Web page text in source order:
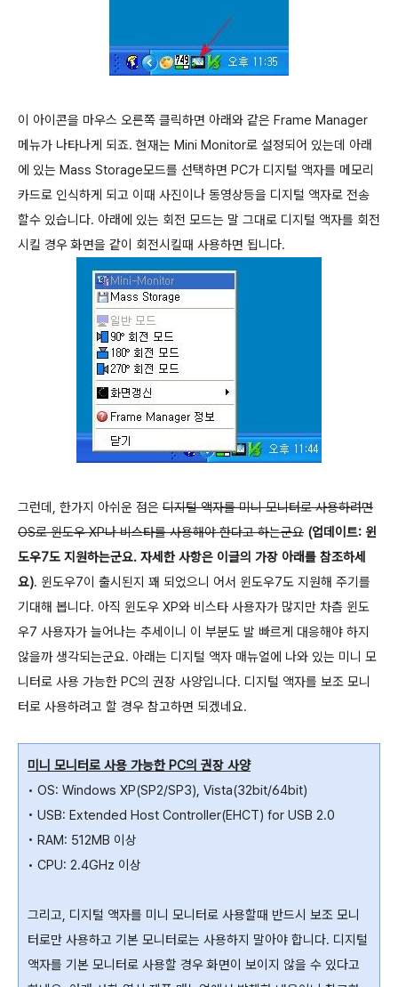
이 아이콘을 마우스 오른쪽 클릭하면 아래와 같은 Frame Manager
메뉴가 나타나게 되죠. 현재는 Mini Monitor로 설정되어 있는데 아래
에 있는 Mass Storage모드를 선택하면 PC가 디지털 액자를 메모리
카드로 인식하게 되고 이때 사진이나 동영상등을 디지털 액자로 전송
할수 있습니다. 아래에 있는 회전 모드는 말 그대로 디지털 액자를 회전
시킬 경우 화면을 같이 회전시킬때 사용하면 됩니다.
그런데, 한가지 아쉬운 점은 디지털 액자를 미니 모니터로 사용하려면
OS로 윈도우 XP나 비스타를 사용해야 한다고 하는군요 (업데이트: 윈
도우7도 지원하는군요. 자세한 사항은 이글의 가장 아래를 참조하세
요). 윈도우7이 출시된지 꽤 되었으니 어서 윈도우7도 지원해 주기를
기대해 봅니다. 아직 윈도우 XP와 비스타 사용자가 많지만 차츰 윈도
우7 사용자가 늘어나는 추세이니 이 부분도 발 빠르게 대응해야 하지
않을까 생각되는군요. 아래는 디지털 액자 매뉴얼에 나와 있는 미니 모
니터로 사용 가능한 PC의 권장 사양입니다. 디지털 액자를 보조 모니
터로 사용하려고 할 경우 참고하면 되겠네요.
미니 모니터로 사용 가능한 PC의 권장 사양
• OS: Windows XP(SP2/SP3), Vista(32bit/64bit)
• USB: Extended Host Controller(EHCT) for USB 2.0
• RAM: 512MB 이상
• CPU: 2.4GHz 이상
그리고, 디지털 액자를 미니 모니터로 사용할때 반드시 보조 모니
터로만 사용하고 기본 모니터로는 사용하지 말아야 합니다. 디지털
액자를 기본 모니터로 사용할 경우 화면이 보이지 않을 수 있다고